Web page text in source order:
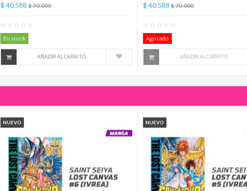
$ 40.588 $ 70.000
En stock
AÑADIR AL CARRITO
$ 40.588 $ 70.000
Agotado
AÑADIR AL CARRITO
NUEVO NUEVO